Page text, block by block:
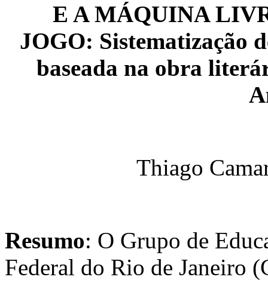
E A MÁQUINA
JOGO: Sistematização
baseada na obra
Thiago
Resumo: O Grupo de
Federal do Rio de Janeiro